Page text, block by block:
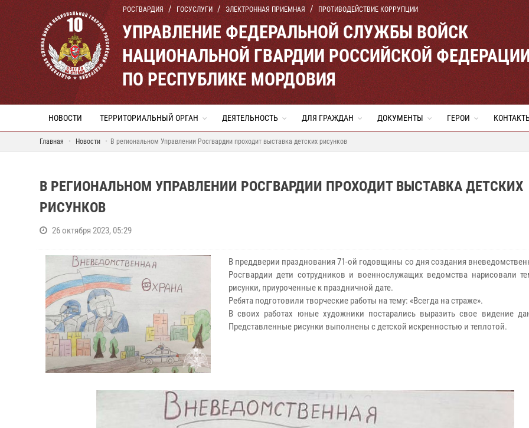
РОСГВАРДИЯ ГОСУСЛУГИ ЭЛЕКТРОННАЯ ПРИЕМНАЯ ПРОТИВОДЕЙСТВИЕ КОРРУПЦИИ
УПРАВЛЕНИЕ ФЕДЕРАЛЬНОЙ СЛУЖБЫ ВОЙСК
НАЦИОНАЛЬНОЙ ГВАРДИИ РОССИЙСКОЙ
ПО РЕСПУБЛИКЕ МОРДОВИЯ
НОВОСТИ ТЕРРИТОРИАЛЬНЫЙ ОРГАН ДЕЯТЕЛЬНОСТЬ ДЛЯ ГРАЖДАН ДОКУМЕНТЫ ГЕРОИ
Главная Новости В региональном Управлении Росгвардии проходит выставка детских рисунков
В РЕГИОНАЛЬНОМ УПРАВЛЕНИИ РОСГВАРДИИ ПРОХОДИТ ВЫСТАВКА ДЕТСКИХ
РИСУНКОВ
26 октября 2023, 05:29
В преддверии празднования 71-ой годовщины со дня создания
Росгвардии дети сотрудников и военнослужащих ведомства нарисовали
рисунки, приуроченные к праздничной дате.
Ребята подготовили творческие работы на тему: «Всегда на страже».
В своих работах юные художники постарались выразить свое видение
Представленные рисунки выполнены с детской искренностью и теплотой.